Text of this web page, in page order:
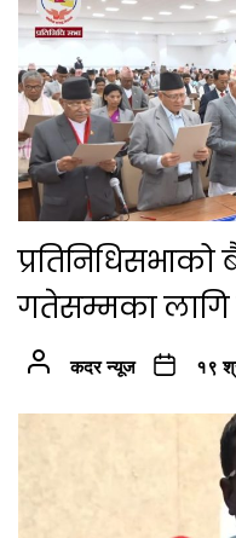
गतेसम्मका लागि
कदर न्यूज १९